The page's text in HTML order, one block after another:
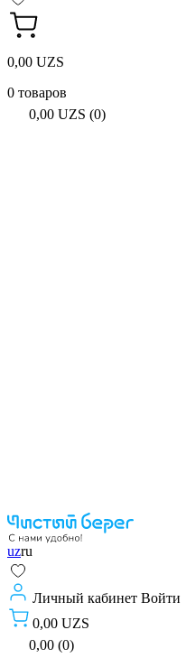
0,00 UZS
0 товаров
0,00 UZS (0)
uzru
Личный кабинет Войти
0,00 UZS
0,00 (0)